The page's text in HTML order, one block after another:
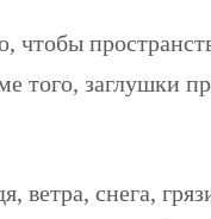
чтобы
того, заглушки
ветра, снега,